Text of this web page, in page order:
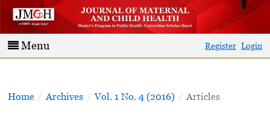
Menu Register Login
Home / Archives / Vol. 1 No. 4 (2016) / Articles